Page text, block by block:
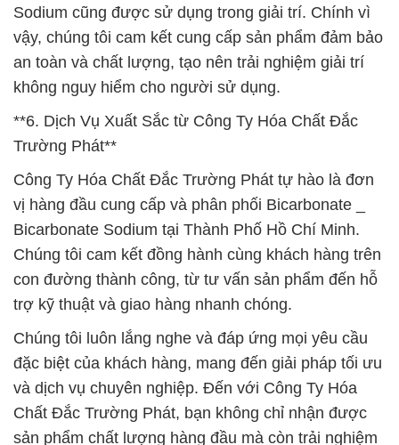
Sodium cũng được sử dụng trong giải trí. Chính vì
vậy, chúng tôi cam kết cung cấp sản phẩm đảm bảo
an toàn và chất lượng, tạo nên trải nghiệm giải trí
không nguy hiểm cho người sử dụng.
**6. Dịch Vụ Xuất Sắc từ Công Ty Hóa Chất Đắc
Trường Phát**
Công Ty Hóa Chất Đắc Trường Phát tự hào là đơn
vị hàng đầu cung cấp và phân phối Bicarbonate _
Bicarbonate Sodium tại Thành Phố Hồ Chí Minh.
Chúng tôi cam kết đồng hành cùng khách hàng trên
con đường thành công, từ tư vấn sản phẩm đến hỗ
trợ kỹ thuật và giao hàng nhanh chóng.
Chúng tôi luôn lắng nghe và đáp ứng mọi yêu cầu
đặc biệt của khách hàng, mang đến giải pháp tối ưu
và dịch vụ chuyên nghiệp. Đến với Công Ty Hóa
Chất Đắc Trường Phát, bạn không chỉ nhận được
sản phẩm chất lượng hàng đầu mà còn trải nghiệm